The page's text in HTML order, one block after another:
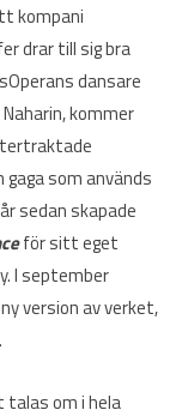
kompani
drar till sig bra
dansare
kommer
som används
sedan skapade
för sitt eget
I september
version av verket,
talas om i hela